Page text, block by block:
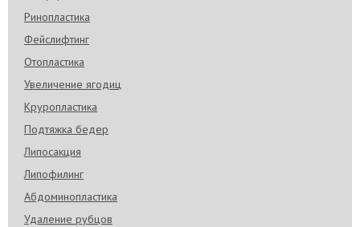
Ринопластика
Фейслифтинг
Отопластика
Увеличение ягодиц
Круропластика
Подтяжка бедер
Липосакция
Липофилинг
Абдоминопластика
Удаление рубцов